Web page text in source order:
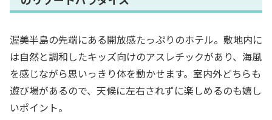
渥美半島の先端にある開放感たっぷりのホテル。敷地内に
は自然と調和したキッズ向けのアスレチックがあり、海風
を感じながら思いっきり体を動かせます。室内外どちらも
遊び場があるので、天候に左右されずに楽しめるのも嬉し
いポイント。